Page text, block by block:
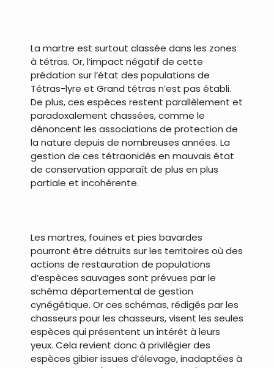
La martre est surtout classée dans les zones
à tétras. Or, l’impact négatif de cette
prédation sur l’état des populations de
Tétras-lyre et Grand tétras n’est pas établi.
De plus, ces espèces restent parallèlement et
paradoxalement chassées, comme le
dénoncent les associations de protection de
la nature depuis de nombreuses années. La
gestion de ces tétraonidés en mauvais état
de conservation apparaît de plus en plus
partiale et incohérente.
Les martres, fouines et pies bavardes
pourront être détruits sur les territoires où des
actions de restauration de populations
d’espèces sauvages sont prévues par le
schéma départemental de gestion
cynégétique. Or ces schémas, rédigés par les
chasseurs pour les chasseurs, visent les seules
espèces qui présentent un intérêt à leurs
yeux. Cela revient donc à privilégier des
espèces gibier issues d’élevage, inadaptées à